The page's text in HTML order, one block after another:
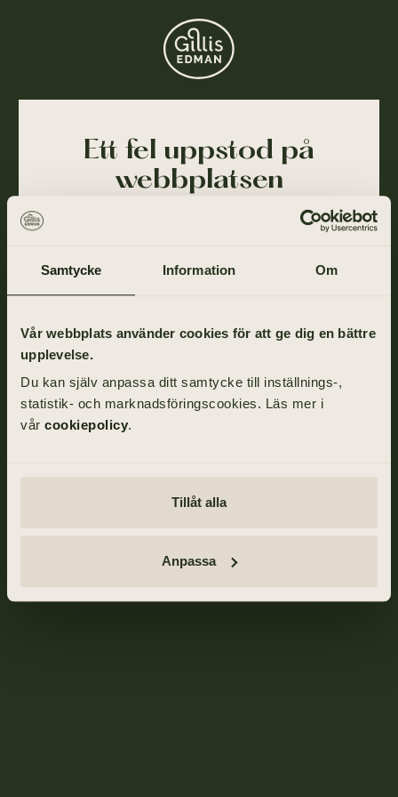
Samtycke Information Om
Vår webbplats använder cookies för att ge dig en bättre
upplevelse.
Du kan själv anpassa ditt samtycke till inställnings-,
statistik- och marknadsföringscookies. Läs mer i
vår cookiepolicy.
Tillåt alla
Anpassa
Ett fel uppstod på
webbplatsen
Ajdå! Vår webbplats stötte på ett tillfälligt fel och
rapporterat till oss och vi arbetar på att lösa det så
Gå tillbaka till startsidan om du vill fortsätta ditt
besök eller ring oss på
031-355 40 00
TILL STARTSIDAN